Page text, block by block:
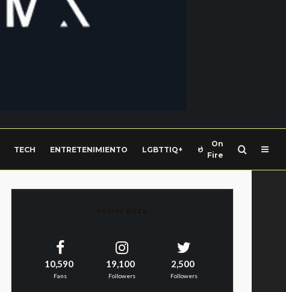
TECH ENTRETENIMIENTO LGBTTIQ+
On
Fire
10,590
Fans
19,100
Followers
2,500
Followers